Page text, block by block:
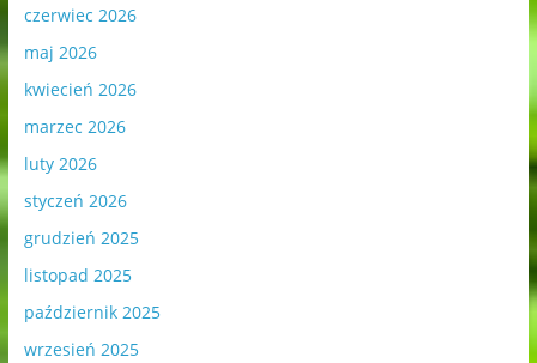
czerwiec 2026
maj 2026
kwiecień 2026
marzec 2026
luty 2026
styczeń 2026
grudzień 2025
listopad 2025
październik 2025
wrzesień 2025